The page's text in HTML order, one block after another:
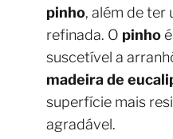
pinho, além de ter
refinada. O pinho
suscetível a
madeira de
superfície mais
agradável.